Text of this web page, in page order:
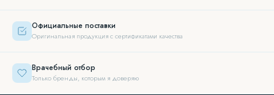
Официальные поставки
Оригинальная продукция с сертификатами качества
Врачебный отбор
Только бренды, которым я доверяю